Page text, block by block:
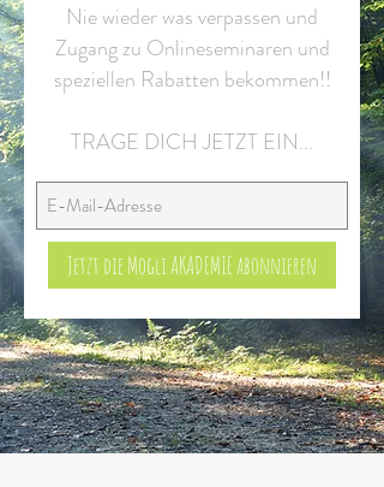
Nie wieder was verpassen und
Zugang zu Onlineseminaren und
speziellen Rabatten bekommen!!
TRAGE DICH JETZT EIN...
Jetzt die Mogli AKADEMIE abonnieren